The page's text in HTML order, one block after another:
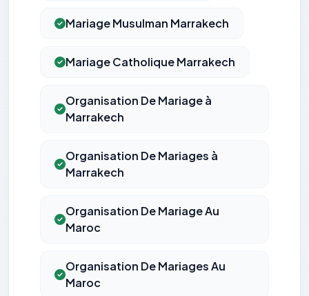
Mariage Musulman Marrakech
Mariage Catholique Marrakech
Organisation De Mariage à
Marrakech
Organisation De Mariages à
Marrakech
Organisation De Mariage Au
Maroc
Organisation De Mariages Au
Maroc